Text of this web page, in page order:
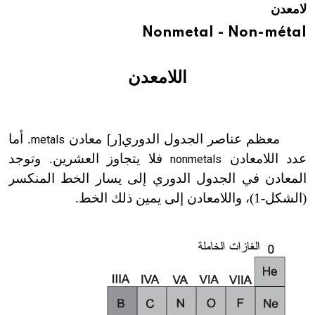
لامعدن
Nonmetal - Non-métal
اللامعدن
معظم عناصر الجدول الدوري[ر] معادن metals. أما
عدد اللامعادن
nonmetals فلا يتجاوز العشرين. وتوجد
المعادن في الجدول الدوري إلى يسار الخط المنكسر
(الشكل-1)، واللامعادن إلى يمين ذلك الخط.